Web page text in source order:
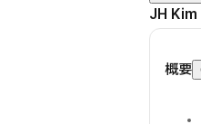
JH Kim
概要